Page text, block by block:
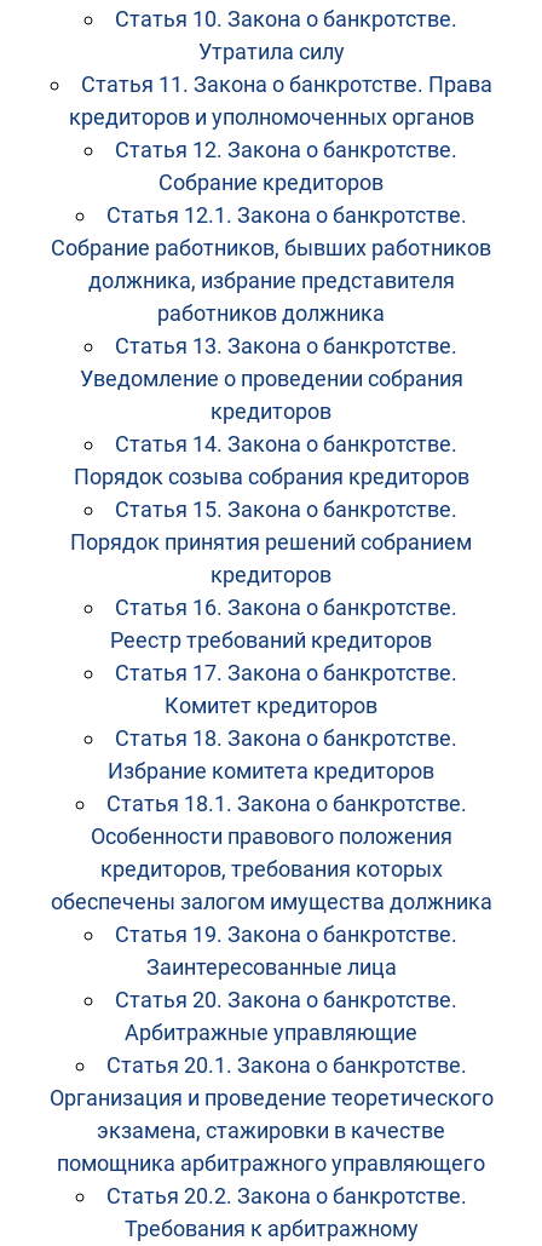
Статья 10. Закона о банкротстве.
Утратила силу
Статья 11. Закона о банкротстве. Права
кредиторов и уполномоченных органов
Статья 12. Закона о банкротстве.
Собрание кредиторов
Статья 12.1. Закона о банкротстве.
Собрание работников, бывших работников
должника, избрание представителя
работников должника
Статья 13. Закона о банкротстве.
Уведомление о проведении собрания
кредиторов
Статья 14. Закона о банкротстве.
Порядок созыва собрания кредиторов
Статья 15. Закона о банкротстве.
Порядок принятия решений собранием
кредиторов
Статья 16. Закона о банкротстве.
Реестр требований кредиторов
Статья 17. Закона о банкротстве.
Комитет кредиторов
Статья 18. Закона о банкротстве.
Избрание комитета кредиторов
Статья 18.1. Закона о банкротстве.
Особенности правового положения
кредиторов, требования которых
обеспечены залогом имущества должника
Статья 19. Закона о банкротстве.
Заинтересованные лица
Статья 20. Закона о банкротстве.
Арбитражные управляющие
Статья 20.1. Закона о банкротстве.
Организация и проведение теоретического
экзамена, стажировки в качестве
помощника арбитражного управляющего
Статья 20.2. Закона о банкротстве.
Требования к арбитражному